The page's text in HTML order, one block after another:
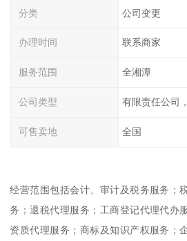
分类 公司变更
办理时间 联系商家
服务范围 全湘潭
公司类型
可售卖地 全国
经营范围包括会计、审计及税务服务；
务；退税代理服务；工商登记代理代办
资质代理服务；商标及知识产权服务；